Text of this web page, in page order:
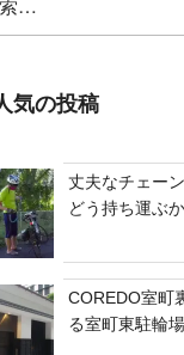
気の投稿
丈夫なチェー
どう持ち運ぶ
COREDO室町
る室町東駐輪